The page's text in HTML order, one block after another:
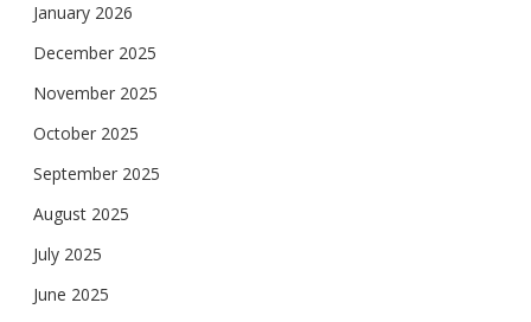
January 2026
December 2025
November 2025
October 2025
September 2025
August 2025
July 2025
June 2025